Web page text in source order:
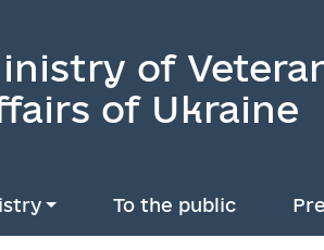
of
of Ukraine
To the public